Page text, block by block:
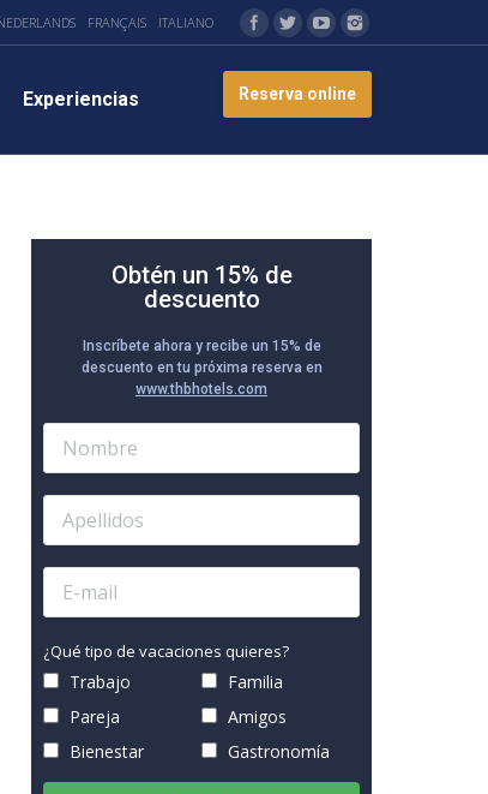
FRANÇAIS ITALIANO
Experiencias Reserva online
Obtén un 15% de
descuento
Inscríbete ahora y recibe un 15% de
descuento en tu próxima reserva en
www.thbhotels.com
¿Qué tipo de vacaciones quieres?
Trabajo
Familia
Pareja
Amigos
Bienestar
Gastronomía